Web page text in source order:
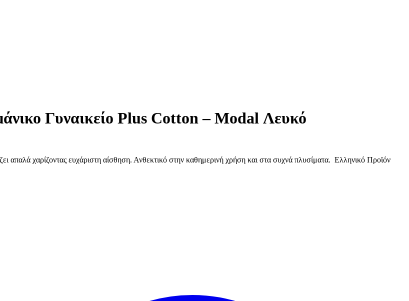
Γυναικείο Plus Cotton – Modal Λευκό
απαλά χαρίζοντας ευχάριστη αίσθηση. Ανθεκτικό στην καθημερινή χρήση και στα συχνά πλυσίματα. Ελληνικό Προϊόν